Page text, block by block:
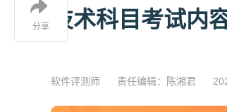
技术科目考试内
软件评测师 责任编辑：陈湘君
分享